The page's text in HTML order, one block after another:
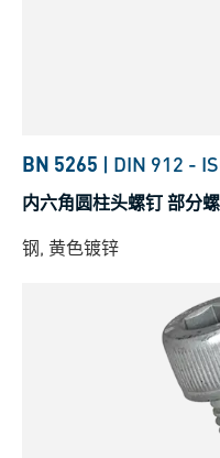
BN 5265 | DIN 912 -
内六角圆柱头螺钉 部分
钢, 黄色镀锌